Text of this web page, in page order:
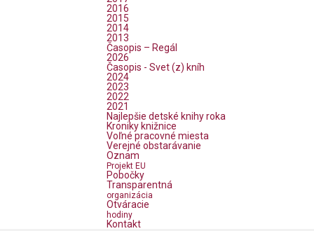
2016
2015
2014
2013
Časopis – Regál
2026
Časopis - Svet (z) kníh
2024
2023
2022
2021
Najlepšie detské knihy roka
Kroniky knižnice
Voľné pracovné miesta
Verejné obstarávanie
Oznam
Projekt EU
Pobočky
Transparentná
organizácia
Otváracie
hodiny
Kontakt